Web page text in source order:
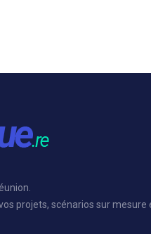
projets, scénarios sur mesure